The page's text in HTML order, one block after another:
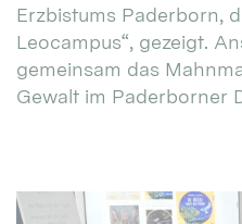
Erzbistums Paderborn,
Leocampus“, gezeigt.
gemeinsam das
Gewalt im Paderborner